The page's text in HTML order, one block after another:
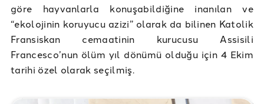
göre hayvanlarla konuşabildiğine inanılan ve
“ekolojinin koruyucu azizi” olarak da bilinen Katolik
Fransiskan cemaatinin kurucusu Assisili
Francesco’nun ölüm yıl dönümü olduğu için 4 Ekim
tarihi özel olarak seçilmiş.